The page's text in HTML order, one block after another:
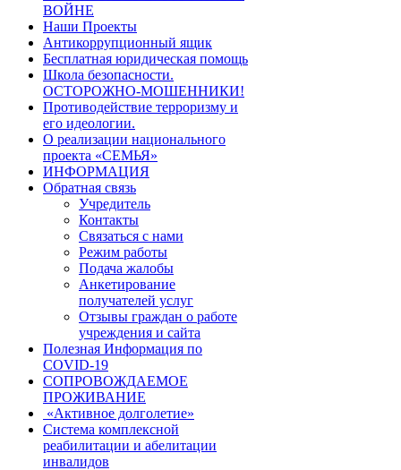
ВОЙНЕ
Наши Проекты
Антикоррупционный ящик
Бесплатная юридическая помощь
Школа безопасности.
ОСТОРОЖНО-МОШЕННИКИ!
Противодействие терроризму и
его идеологии.
О реализации национального
проекта «СЕМЬЯ»
ИНФОРМАЦИЯ
Обратная связь
Учредитель
Контакты
Связаться с нами
Режим работы
Подача жалобы
Анкетирование
получателей услуг
Отзывы граждан о работе
учреждения и сайта
Полезная Информация по
COVID-19
СОПРОВОЖДАЕМОЕ
ПРОЖИВАНИЕ
«Активное долголетие»
Система комплексной
реабилитации и абелитации
инвалидов